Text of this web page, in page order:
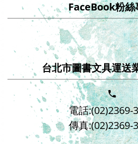
FaceBook粉絲
台北市圖書文具運送
電話:(02)2369-
傳真:(02)2369-